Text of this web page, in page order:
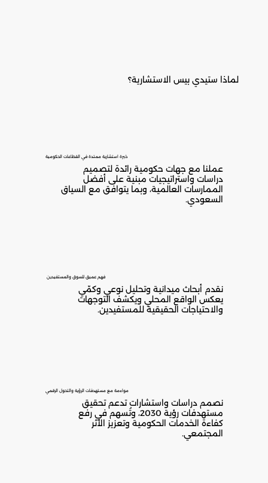
لماذا ستيدي بيس الاستشارية؟
خبرة استشارية ممتدة في القطاعات الحكومية
عملنا مع جهات حكومية رائدة لتصميم
دراسات واستراتيجيات مبنية على أفضل
الممارسات العالمية، وبما يتوافق مع السياق
السعودي.
فهم عميق للسوق والمستفيدين
نقدم أبحاث ميدانية وتحليل نوعي وكمّي
يعكس الواقع المحلي ويكشف التوجهات
والاحتياجات الحقيقية للمستفيدين.
مواءمة مع مستهدفات الرؤية والتحول الرقمي
نصمم دراسات واستشارات تدعم تحقيق
مستهدفات رؤية 2030، وتُسهم في رفع
كفاءة الخدمات الحكومية وتعزيز الأثر
المجتمعي.